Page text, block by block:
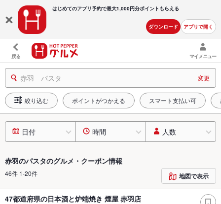
はじめてのアプリ予約で最大1,000円分ポイントもらえる
ダウンロード アプリで開く
戻る マイメニュー
赤羽 パスタ 変更
絞り込む ポイントがつかえる スマート支払い可
日付 時間 人数
赤羽のパスタのグルメ・クーポン情報
46件 1-20件 地図で表示
47都道府県の日本酒と炉端焼き 煙屋 赤羽店